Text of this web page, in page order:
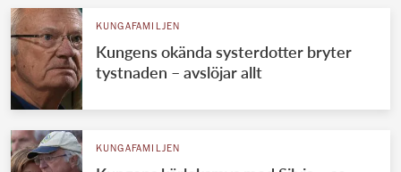
KUNGAFAMILJEN
Kungens okända systerdotter bryter
tystnaden – avslöjar allt
KUNGAFAMILJEN